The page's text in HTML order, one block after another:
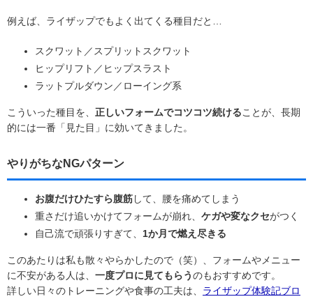
例えば、ライザップでもよく出てくる種目だと…
スクワット／スプリットスクワット
ヒップリフト／ヒップスラスト
ラットプルダウン／ローイング系
こういった種目を、 正しいフォームでコツコツ続けることが、長期
的には一番「見た目」に効いてきました。
やりがちなNGパターン
お腹だけひたすら腹筋して、腰を痛めてしまう
重さだけ追いかけてフォームが崩れ、 ケガや変なクセがつく
自己流で頑張りすぎて、 1か月で燃え尽きる
このあたりは私も散々やらかしたので（笑）、フォームやメニュー
に不安がある人は、 一度プロに見てもらうのもおすすめです。
詳しい日々のトレーニングや食事の工夫は、 ライザップ体験記ブロ